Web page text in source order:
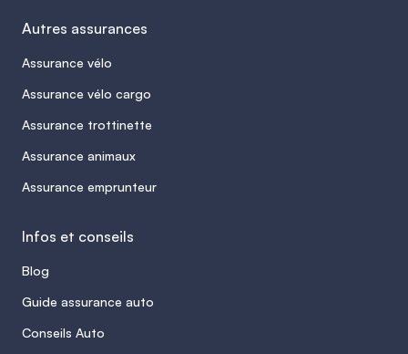
Autres assurances
Assurance vélo
Assurance vélo cargo
Assurance trottinette
Assurance animaux
Assurance emprunteur
Infos et conseils
Blog
Guide assurance auto
Conseils Auto